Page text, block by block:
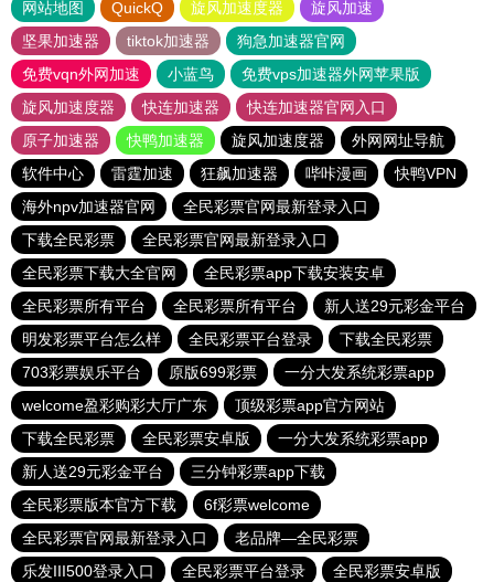
网站地图 QuickQ 旋风加速度器
旋风加速
坚果加速器
tiktok加速器
狗急加速器官网
免费vqn外网加速
小蓝鸟
免费vps加速器外网苹果版
旋风加速度器
快连加速器
快连加速器官网入口
原子加速器
快鸭加速器 旋风加速度器
外网网址导航
软件中心
雷霆加速 狂飙加速器 哔咔漫画
快鸭VPN
海外npv加速器官网
全民彩票官网最新登录入口
下载全民彩票
全民彩票官网最新登录入口
全民彩票下载大全官网
全民彩票app下载安装安卓
全民彩票所有平台
全民彩票所有平台
新人送29元彩金平台
明发彩票平台怎么样
全民彩票平台登录
下载全民彩票
703彩票娱乐平台
原版699彩票
一分大发系统彩票app
welcome盈彩购彩大厅广东
顶级彩票app官方网站
下载全民彩票
全民彩票安卓版
一分大发系统彩票app
新人送29元彩金平台
三分钟彩票app下载
全民彩票版本官方下载
6f彩票welcome
全民彩票官网最新登录入口
老品牌—全民彩票
乐发III500登录入口
全民彩票平台登录 全民彩票安卓版